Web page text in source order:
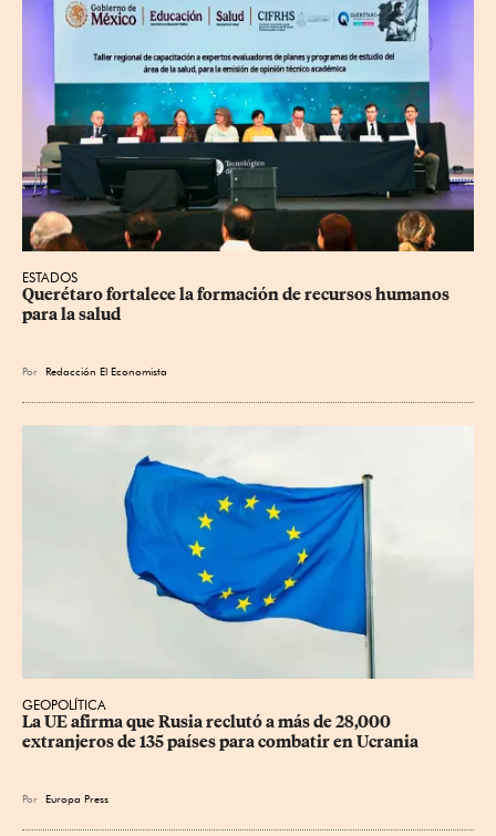
ESTADOS
Querétaro fortalece la formación de recursos humanos
para la salud
Por Redacción El Economista
GEOPOLÍTICA
La UE afirma que Rusia reclutó a más de 28,000
extranjeros de 135 países para combatir en Ucrania
Por Europa Press